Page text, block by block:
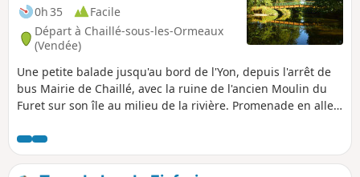
0h 35
Facile
Départ à Chaillé-sous-les-Ormeaux
(Vendée)
Une petite balade jusqu'au bord de l'Yon, depuis l'arrêt de
bus Mairie de Chaillé, avec la ruine de l'ancien Moulin du
Furet sur son île au milieu de la rivière. Promenade en aller-
des libellules, des martins pêcheurs, poissons divers etc.